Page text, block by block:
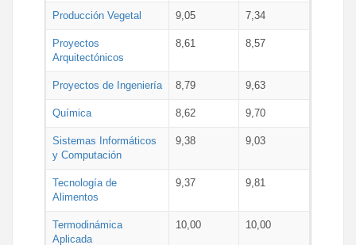
Producción Vegetal 9,05 7,34
Proyectos
Arquitectónicos
8,61 8,57
Proyectos de Ingeniería 8,79 9,63
Química 8,62 9,70
Sistemas Informáticos
y Computación
9,38 9,03
Tecnología de
Alimentos
9,37 9,81
Termodinámica
Aplicada
10,00 10,00